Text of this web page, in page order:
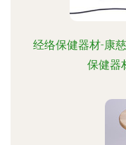
经络保健器材-康
保健器